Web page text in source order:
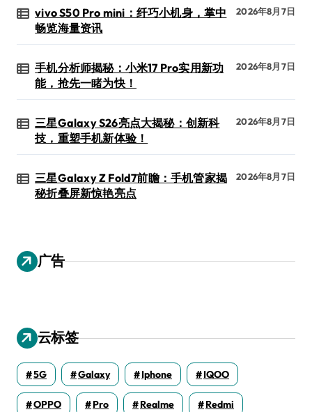
vivo S50 Pro mini：纤巧小机身，掌中
畅览海量资讯
2026年8月7日
手机分析师揭秘：小米17 Pro实用新功
能，抢先一睹为快！
2026年8月7日
三星Galaxy S26亮点大揭秘：创新科
技，重塑手机新体验！
2026年8月7日
三星Galaxy Z Fold7前瞻：手机管家揭
秘折叠屏新惊艳亮点
2026年8月7日
广告
云标签
5G Galaxy Iphone IQOO
OPPO Pro Realme Redmi